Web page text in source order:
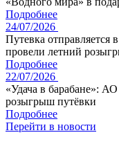
Подробнее
24/07/2026
Путевка отправляется
провели летний
Подробнее
22/07/2026
«Удача в барабане»:
розыгрыш путёвки
Подробнее
Перейти в новости